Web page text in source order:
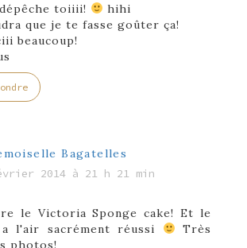
toiiii!
hihi
que je te fasse goûter ça!
beaucoup!
Bagatelles
2014 à 21 h 21 min
le Victoria Sponge cake! Et le
l'air sacrément réussi
Très
photos!